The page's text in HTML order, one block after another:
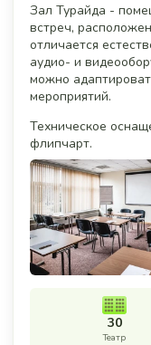
Зал Турайда -
встреч,
отличается
аудио- и
можно
мероприятий.
Техническое
флипчарт.
30
Театр